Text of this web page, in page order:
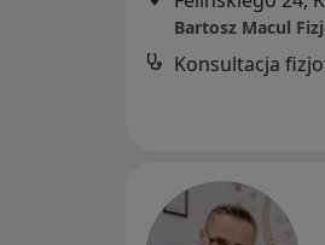
Bartosz Macul
Konsultacja